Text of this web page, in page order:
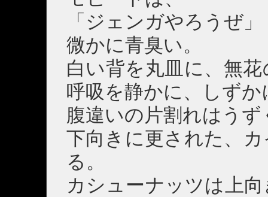
「ジェンガやろうぜ」
微かに青臭い。
白い背を丸皿に、無
呼吸を静かに、しずか
腹違いの片割れはうず
下向きに更された、
る。
カシューナッツは上